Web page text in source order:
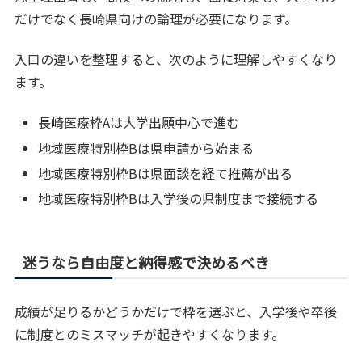
だけでなく長崎県向けの論理が必要になります。
入口の違いを整理すると、次のように理解しやすくなり
ます。
長崎医療枠Aは大学出願中心で進む
地域医療特別枠Bは県申請から始まる
地域医療特別枠Bは県面談を経て推薦が出る
地域医療特別枠Bは入学後の県制度まで接続する
迷うなら自由度と納得感で決めるべき
成績が足りるかどうかだけで枠を選ぶと、入学後や卒後
に制度とのミスマッチが起きやすくなります。